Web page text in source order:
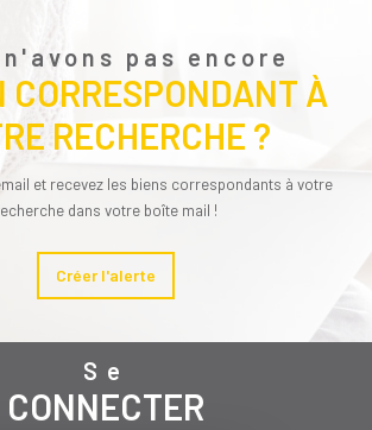
n'avons pas encore
CORRESPONDANT À
RECHERCHE ?
et recevez les biens correspondants à votre
dans votre boîte mail !
Créer l'alerte
Se
CONNECTER